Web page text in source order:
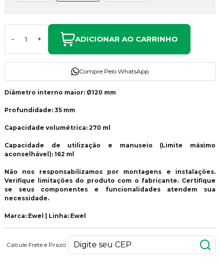
- + ADICIONAR AO CARRINHO
Compre Pelo WhatsApp
Diâmetro interno maior: Ø120 mm
Profundidade: 35 mm
Capacidade volumétrica: 270 ml
Capacidade de utilização e manuseio (Limite máximo
aconselhável): 162 ml
Não nos responsabilizamos por montagens e instalações.
Verifique limitações do produto com o fabricante. Certifique
se seus componentes e funcionalidades atendem sua
necessidade.
Marca: Ewel | Linha: Ewel
Calcule Frete e Prazo